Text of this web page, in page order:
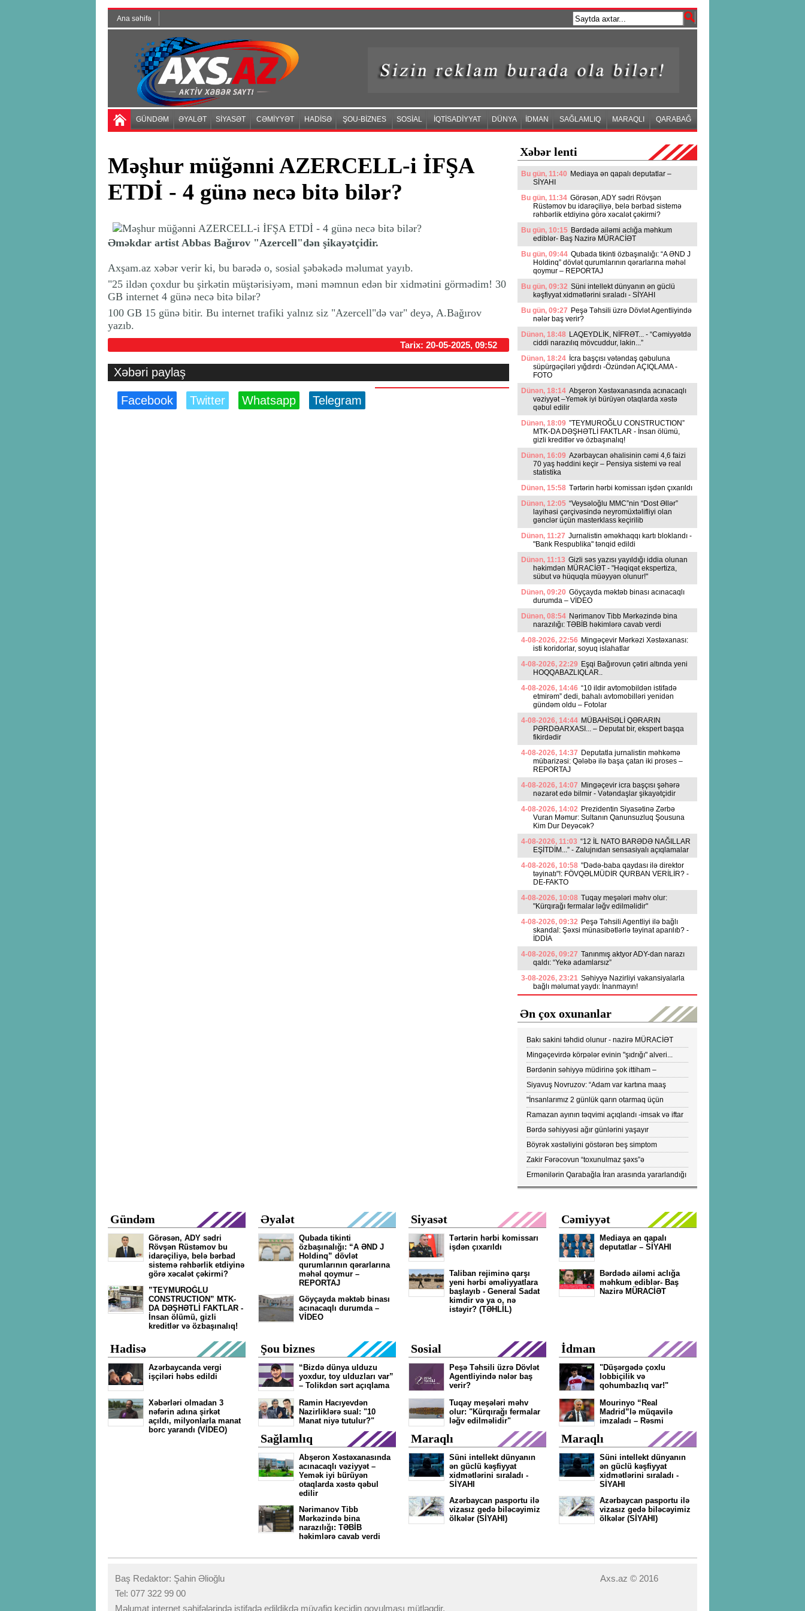
Ana səhifə
GÜNDƏM ƏYALƏT SİYASƏT CƏMİYYƏT HADİSƏ ŞOU-BİZNES SOSİAL İQTİSADİYYAT DÜNYA İDMAN SAĞLAMLIQ MARAQLI QARABAĞ
Məşhur müğənni AZERCELL-i İFŞA
ETDİ - 4 günə necə bitə bilər?
Əməkdar artist Abbas Bağırov "Azercell"dən şikayətçidir.
Axşam.az xəbər verir ki, bu barədə o, sosial şəbəkədə məlumat yayıb.
"25 ildən çoxdur bu şirkətin müştərisiyəm, məni məmnun edən bir xidmətini görmədim! 30
GB internet 4 günə necə bitə bilər?
100 GB 15 günə bitir. Bu internet trafiki yalnız siz "Azercell"də var" deyə, A.Bağırov
yazıb.
Tarix: 20-05-2025, 09:52
Xəbəri paylaş
Facebook Twitter Whatsapp Telegram
Xəbər lenti
Bu gün, 11:40 Mediaya ən qapalı deputatlar –
SİYAHI
Bu gün, 11:34 Görəsən, ADY sədri Rövşən
Rüstəmov bu idarəçiliyə, belə bərbad sistemə
rəhbərlik etdiyinə görə xəcalət çəkirmi?
Bu gün, 10:15 Bərdədə ailəmi aclığa məhkum
ediblər- Baş Nazirə MÜRACİƏT
Bu gün, 09:44 Qubada tikinti özbaşınalığı: “A ƏND J
Holdinq” dövlət qurumlarının qərarlarına məhəl
qoymur – REPORTAJ
Bu gün, 09:32 Süni intellekt dünyanın ən güclü
kəşfiyyat xidmətlərini sıraladı - SİYAHI
Bu gün, 09:27 Peşə Təhsili üzrə Dövlət Agentliyində
nələr baş verir?
Dünən, 18:48 LAQEYDLİK, NİFRƏT... - “Cəmiyyətdə
ciddi narazılıq mövcuddur, lakin...”
Dünən, 18:24 İcra başçısı vətəndaş qəbuluna
süpürgəçiləri yığdırdı -Özündən AÇIQLAMA -
FOTO
Dünən, 18:14 Abşeron Xəstəxanasında acınacaqlı
vəziyyət –Yemək iyi bürüyən otaqlarda xəstə
qəbul edilir
Dünən, 18:09 ”TEYMUROĞLU CONSTRUCTION”
MTK-DA DƏŞHƏTLİ FAKTLAR - İnsan ölümü,
gizli kreditlər və özbaşınalıq!
Dünən, 16:09 Azərbaycan əhalisinin cəmi 4,6 faizi
70 yaş həddini keçir – Pensiya sistemi və real
statistika
Dünən, 15:58 Tərtərin hərbi komissarı işdən çıxarıldı
Dünən, 12:05 “Veysəloğlu MMC”nin “Dost Əllər”
layihəsi çərçivəsində neyromüxtəlifliyi olan
gənclər üçün masterklass keçirilib
Dünən, 11:27 Jurnalistin əməkhaqqı kartı bloklandı -
"Bank Respublika" tənqid edildi
Dünən, 11:13 Gizli səs yazısı yayıldığı iddia olunan
həkimdən MÜRACİƏT - "Həqiqət ekspertiza,
sübut və hüquqla müəyyən olunur!"
Dünən, 09:20 Göyçayda məktəb binası acınacaqlı
durumda – VİDEO
Dünən, 08:54 Nərimanov Tibb Mərkəzində bina
narazılığı: TƏBİB həkimlərə cavab verdi
4-08-2026, 22:56 Mingəçevir Mərkəzi Xəstəxanası:
isti koridorlar, soyuq islahatlar
4-08-2026, 22:29 Eşqi Bağırovun çətiri altında yeni
HOQQABAZLIQLAR..
4-08-2026, 14:46 “10 ildir avtomobildən istifadə
etmirəm” dedi, bahalı avtomobilləri yenidən
gündəm oldu – Fotolar
4-08-2026, 14:44 MÜBAHİSƏLİ QƏRARIN
PƏRDƏARXASI... – Deputat bir, ekspert başqa
fikirdədir
4-08-2026, 14:37 Deputatla jurnalistin məhkəmə
mübarizəsi: Qələbə ilə başa çatan iki proses –
REPORTAJ
4-08-2026, 14:07 Mingəçevir icra başçısı şəhərə
nəzarət edə bilmir - Vətəndaşlar şikayətçidir
4-08-2026, 14:02 Prezidentin Siyasətinə Zərbə
Vuran Məmur: Sultanın Qanunsuzluq Şousuna
Kim Dur Deyəcək?
4-08-2026, 11:03 “12 İL NATO BARƏDƏ NAĞILLAR
EŞİTDİM...” - Zalujnıdan sensasiyalı açıqlamalar
4-08-2026, 10:58 "Dədə-baba qaydası ilə direktor
təyinatı"!: FÖVQƏLMÜDİR QURBAN VERİLİR? -
DE-FAKTO
4-08-2026, 10:08 Tuqay meşələri məhv olur:
"Kürqırağı fermalar ləğv edilməlidir"
4-08-2026, 09:32 Peşə Təhsili Agentliyi ilə bağlı
skandal: Şəxsi münasibətlərlə təyinat aparılıb? -
İDDİA
4-08-2026, 09:27 Tanınmış aktyor ADY-dan narazı
qaldı: “Yekə adamlarsız”
3-08-2026, 23:21 Səhiyyə Nazirliyi vakansiyalarla
bağlı məlumat yaydı: İnanmayın!
Ən çox oxunanlar
Bakı sakini təhdid olunur - nazirə MÜRACİƏT
edildi
Mingəçevirdə körpələr evinin "şıdrığı" alveri...
VİDEO
Bərdənin səhiyyə müdirinə şok ittiham –
Koronavirusun yayılmasına səbəb olur-VİDEO
Siyavuş Novruzov: “Adam var kartına maaş
yüklənən kimi bankomatı qaçır ki, pulu çıxartsın”
"İnsanlarımız 2 günlük qarın otarmaq üçün
rayonlara axışırlar" - Fazil Mustafa
Ramazan ayının təqvimi açıqlandı -imsak və iftar
vaxtları
Bərdə səhiyyəsi ağır günlərini yaşayır
Böyrək xəstəliyini göstərən beş simptom
açıqlandı: DİQQƏTLƏ OXUYUN!
Zakir Fərəcovun “toxunulmaz şəxs”ə
çevrilməsinin kökündə nələr durub?- ŞOK
FAKTLAR/FOTOLAR
Ermənilərin Qarabağla İran arasında yararlandığı
Gündəm
Görəsən, ADY sədri
Rövşən Rüstəmov bu
idarəçiliyə, belə bərbad
sistemə rəhbərlik etdiyinə
görə xəcalət çəkirmi?
”TEYMUROĞLU
CONSTRUCTION” MTK-
DA DƏŞHƏTLİ FAKTLAR -
İnsan ölümü, gizli
kreditlər və özbaşınalıq!
Əyalət
Qubada tikinti
özbaşınalığı: “A ƏND J
Holdinq” dövlət
qurumlarının qərarlarına
məhəl qoymur –
REPORTAJ
Göyçayda məktəb binası
acınacaqlı durumda –
VİDEO
Siyasət
Tərtərin hərbi komissarı
işdən çıxarıldı
Taliban rejiminə qarşı
yeni hərbi əməliyyatlara
başlayıb - General Sadat
kimdir və ya o, nə
istəyir? (TƏHLİL)
Cəmiyyət
Mediaya ən qapalı
deputatlar – SİYAHI
Bərdədə ailəmi aclığa
məhkum ediblər- Baş
Nazirə MÜRACİƏT
Hadisə
Azərbaycanda vergi
işçiləri həbs edildi
Xəbərləri olmadan 3
nəfərin adına şirkət
açıldı, milyonlarla manat
borc yarandı (VİDEO)
Şou biznes
“Bizdə dünya ulduzu
yoxdur, toy ulduzları var”
– Tolikdən sərt açıqlama
Ramin Hacıyevdən
Nazirliklərə sual: "10
Manat niyə tutulur?"
Sosial
Peşə Təhsili üzrə Dövlət
Agentliyində nələr baş
verir?
Tuqay meşələri məhv
olur: "Kürqırağı fermalar
ləğv edilməlidir"
İdman
"Düşərgədə çoxlu
lobbiçilik və
qohumbazlıq var!"
Mourinyo “Real
Madrid”lə müqavilə
imzaladı – Rəsmi
Sağlamlıq
Abşeron Xəstəxanasında
acınacaqlı vəziyyət –
Yemək iyi bürüyən
otaqlarda xəstə qəbul
edilir
Nərimanov Tibb
Mərkəzində bina
narazılığı: TƏBİB
həkimlərə cavab verdi
Maraqlı
Süni intellekt dünyanın
ən güclü kəşfiyyat
xidmətlərini sıraladı -
SİYAHI
Azərbaycan pasportu ilə
vizasız gedə biləcəyimiz
ölkələr (SİYAHI)
Maraqlı
Süni intellekt dünyanın
ən güclü kəşfiyyat
xidmətlərini sıraladı -
SİYAHI
Azərbaycan pasportu ilə
vizasız gedə biləcəyimiz
ölkələr (SİYAHI)
Baş Redaktor: Şahin Əlioğlu
Tel: 077 322 99 00
Məlumat internet səhifələrində istifadə edildikdə müvafiq keçidin qoyulması mütləqdir.
Axs.az © 2016